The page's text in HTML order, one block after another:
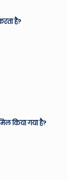
है?
किया गया है?